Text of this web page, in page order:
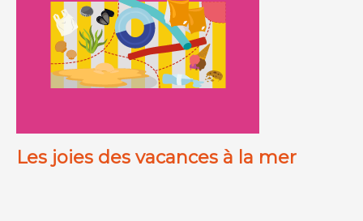
Les joies des vacances à la mer